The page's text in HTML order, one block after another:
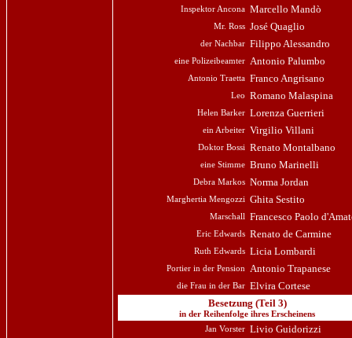
Inspektor Ancona Marcello Mandò
Mr. Ross José Quaglio
der Nachbar Filippo Alessandro
eine Polizeibeamter Antonio Palumbo
Antonio Traetta Franco Angrisano
Leo Romano Malaspina
Helen Barker Lorenza Guerrieri
ein Arbeiter Virgilio Villani
Doktor Bossi Renato Montalbano
eine Stimme Bruno Marinelli
Debra Markos Norma Jordan
Marghertia Mengozzi Ghita Sestito
Marschall Francesco Paolo
Eric Edwards Renato de Carmine
Ruth Edwards Licia Lombardi
Portier in der Pension Antonio Trapanese
die Frau in der Bar Elvira Cortese
Besetzung (Teil 3)
in der Reihenfolge ihres Erscheinens
Jan Vorster Livio Guidorizzi